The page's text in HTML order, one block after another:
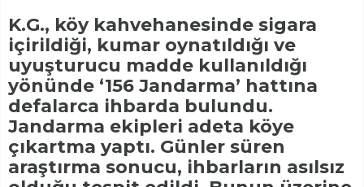
K.G., köy kahvehanesinde sigara
içirildiği, kumar oynatıldığı ve
uyuşturucu madde kullanıldığı
yönünde ‘156 Jandarma’ hattına
defalarca ihbarda bulundu.
Jandarma ekipleri adeta köye
çıkartma yaptı. Günler süren
araştırma sonucu, ihbarların asılsız